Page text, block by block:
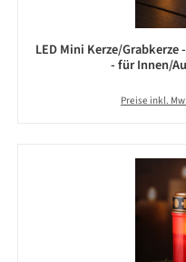
LED Mini Kerze/
- für Innen/
Preise inkl.